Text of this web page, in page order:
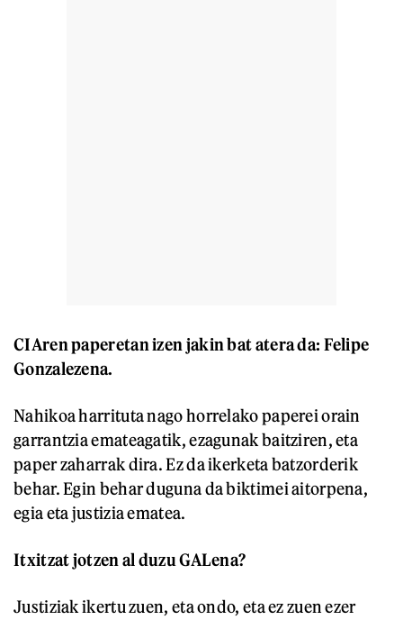
CIAren paperetan izen jakin bat atera da: Felipe
Gonzalezena.
Nahikoa harrituta nago horrelako paperei orain
garrantzia emateagatik, ezagunak baitziren, eta
paper zaharrak dira. Ez da ikerketa batzorderik
behar. Egin behar duguna da biktimei aitorpena,
egia eta justizia ematea.
Itxitzat jotzen al duzu GALena?
Justiziak ikertu zuen, eta ondo, eta ez zuen ezer